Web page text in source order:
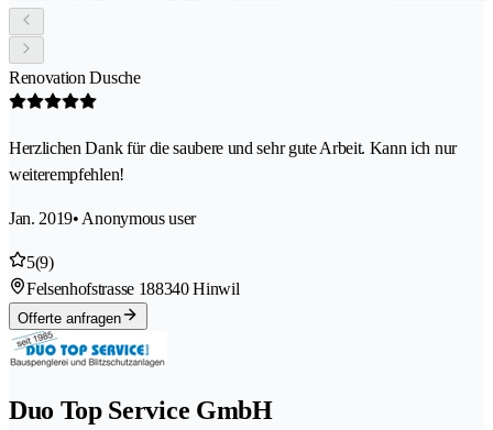
Renovation Dusche
Herzlichen Dank für die saubere und sehr gute Arbeit. Kann ich nur
weiterempfehlen!
Jan. 2019• Anonymous user
5(9)
Felsenhofstrasse 188340 Hinwil
Offerte anfragen
Duo Top Service GmbH